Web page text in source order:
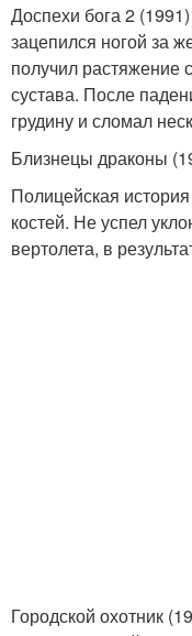
Доспехи бога 2
зацепился ногой за
получил растяжение
сустава. После
грудину и сломал
Близнецы драконы
Полицейская
костей. Не успел
вертолета, в
Городской охотник